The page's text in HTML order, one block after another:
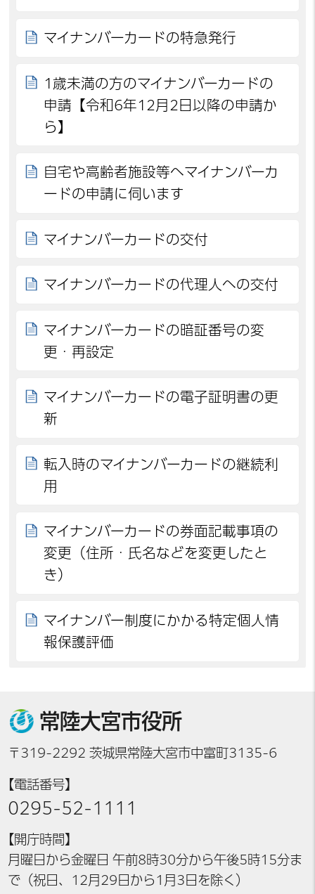
マイナンバーカードの特急発行
1歳未満の方のマイナンバーカードの
申請【令和6年12月2日以降の申請か
ら】
自宅や高齢者施設等へマイナンバーカ
ードの申請に伺います
マイナンバーカードの交付
マイナンバーカードの代理人への交付
マイナンバーカードの暗証番号の変
更・再設定
マイナンバーカードの電子証明書の更
新
転入時のマイナンバーカードの継続利
用
マイナンバーカードの券面記載事項の
変更（住所・氏名などを変更したと
き）
マイナンバー制度にかかる特定個人情
報保護評価
常陸大宮市役所
〒319-2292 茨城県常陸大宮市中富町3135-6
【電話番号】
0295-52-1111
【開庁時間】
月曜日から金曜日 午前8時30分から午後5時15分ま
で（祝日、12月29日から1月3日を除く）